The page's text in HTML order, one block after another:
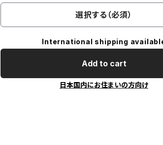
選択する（必須）
International shipping
Add to cart
日本国内にお住まいの方向け